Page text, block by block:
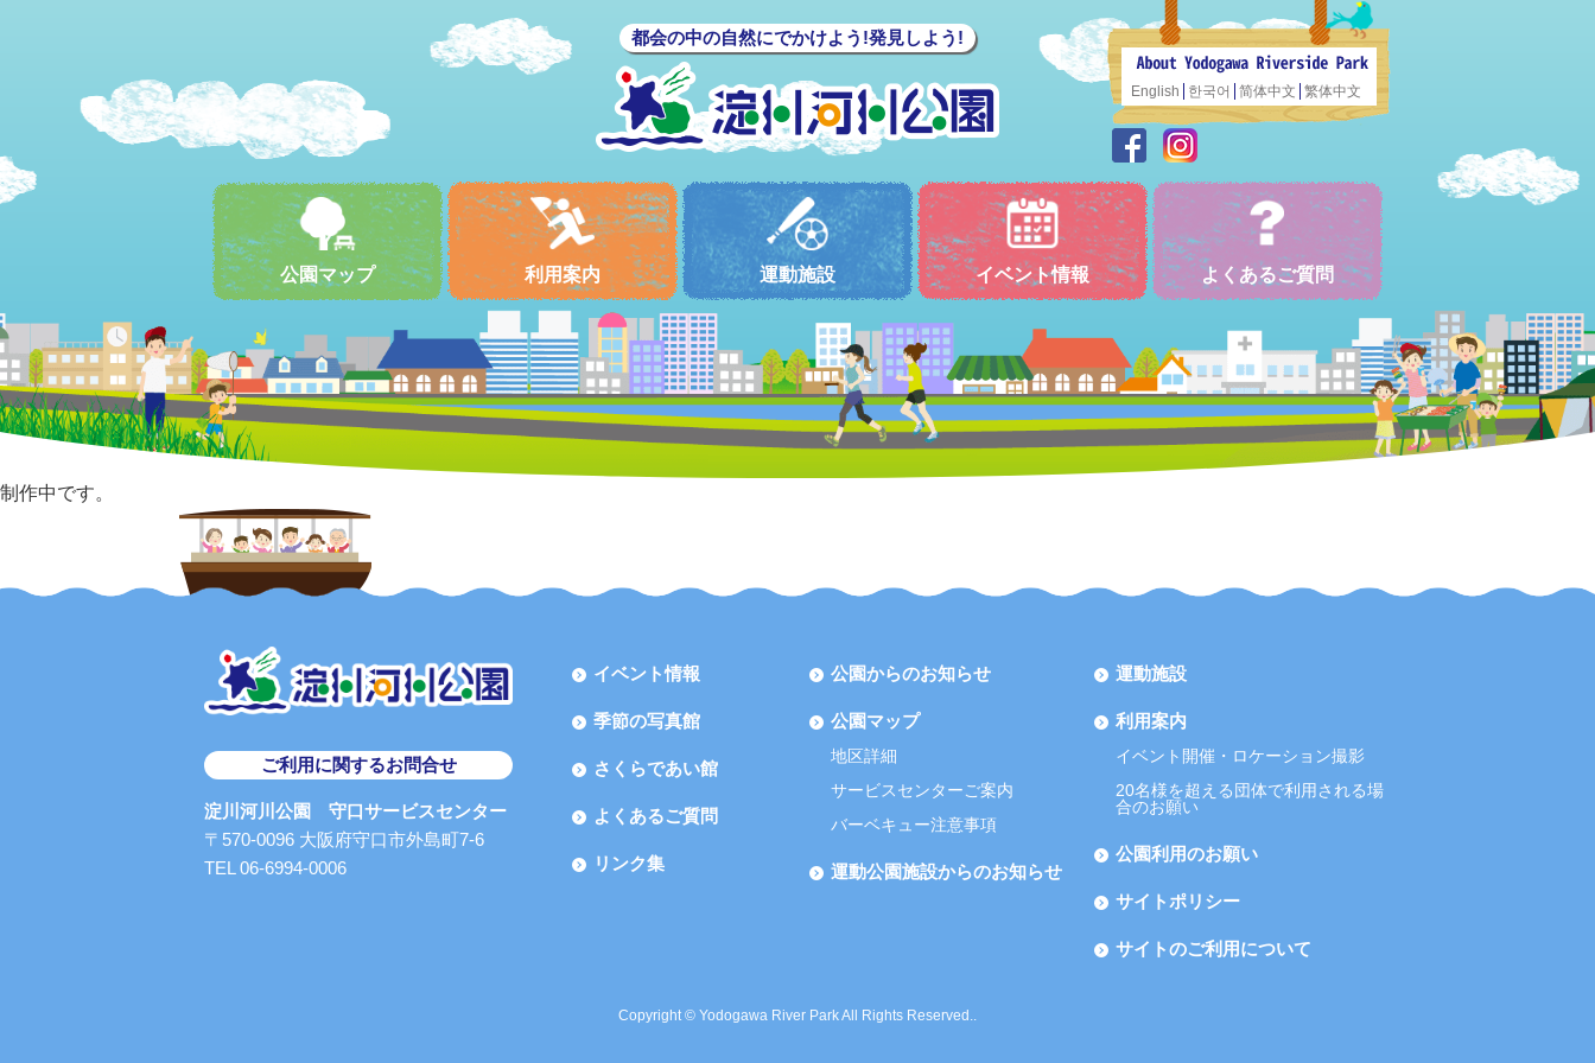
都会の中の自然にでかけよう!発見しよう!
English 한국어 简体中文 繁体中文
公園マップ 利用案内 運動施設 イベント情報 よくあるご質問
制作中です。
ご利用に関するお問合せ
淀川河川公園 守口サービスセンター
〒570-0096 大阪府守口市外島町7-6
TEL 06-6994-0006
イベント情報
季節の写真館
さくらであい館
よくあるご質問
リンク集
公園からのお知らせ
公園マップ
地区詳細
サービスセンターご案内
バーベキュー注意事項
運動公園施設からのお知らせ
運動施設
利用案内
イベント開催・ロケーション撮影
20名様を超える団体で利用される場
合のお願い
公園利用のお願い
サイトポリシー
サイトのご利用について
Copyright © Yodogawa River Park All Rights Reserved..